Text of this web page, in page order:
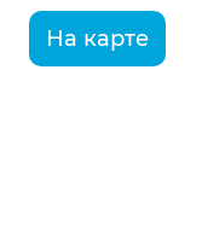
На карте